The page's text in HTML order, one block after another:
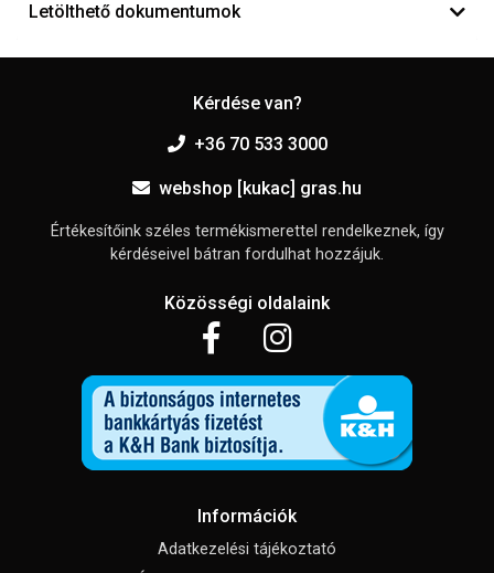
Letölthető dokumentumok
Kérdése van?
+36 70 533 3000
webshop [kukac] gras.hu
Értékesítőink széles termékismerettel rendelkeznek, így
kérdéseivel bátran fordulhat hozzájuk.
Közösségi oldalaink
Információk
Adatkezelési tájékoztató